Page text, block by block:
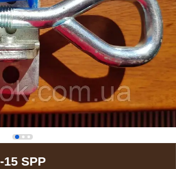
SPP